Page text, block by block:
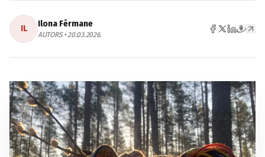
IL Ilona Fērmane
AUTORS • 20.03.2026.